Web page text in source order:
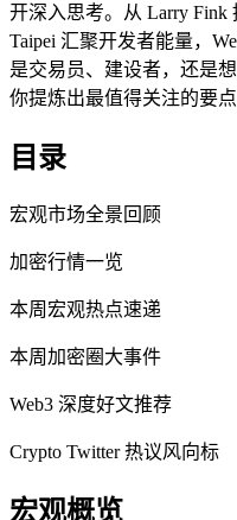
开深入思考。从 Larry Fink
Taipei 汇聚开发者能量，
是交易员、建设者，还是
你提炼出最值得关注的要
目录
宏观市场全景回顾
加密行情一览
本周宏观热点速递
本周加密圈大事件
Web3 深度好文推荐
Crypto Twitter 热议风向标
宏观概览